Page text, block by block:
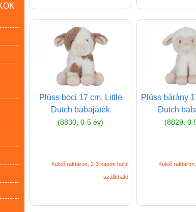
Plüss boci 17 cm, Little
Dutch babajáték
(8830, 0-5 év)
Külső raktáron, 2-3 napon belül
szállítható
Plüss bárány
Dutch
(8829, 0-
Külső